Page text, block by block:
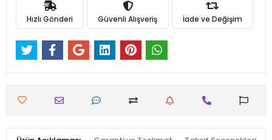
Hızlı Gönderi Güvenli Alışveriş İade ve Değişim